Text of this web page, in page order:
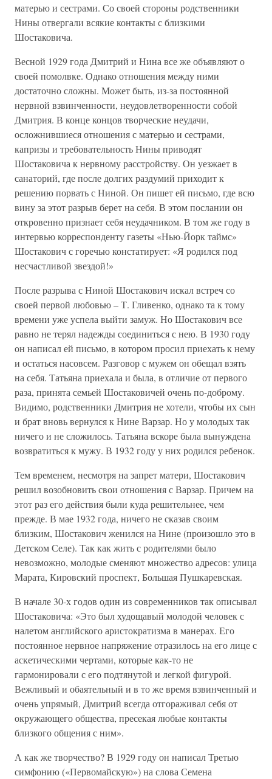
матерью и сестрами. Со своей стороны родственники
Нины отвергали всякие контакты с близкими
Шостаковича.
Весной 1929 года Дмитрий и Нина все же объявляют о
своей помолвке. Однако отношения между ними
достаточно сложны. Может быть, из-за постоянной
нервной взвинченности, неудовлетворенности собой
Дмитрия. В конце концов творческие неудачи,
осложнившиеся отношения с матерью и сестрами,
капризы и требовательность Нины приводят
Шостаковича к нервному расстройству. Он уезжает в
санаторий, где после долгих раздумий приходит к
решению порвать с Ниной. Он пишет ей письмо, где всю
вину за этот разрыв берет на себя. В этом послании он
откровенно признает себя неудачником. В том же году в
интервью корреспонденту газеты «Нью-Йорк таймс»
Шостакович с горечью констатирует: «Я родился под
несчастливой звездой!»
После разрыва с Ниной Шостакович искал встреч со
своей первой любовью – Т. Гливенко, однако та к тому
времени уже успела выйти замуж. Но Шостакович все
равно не терял надежды соединиться с нею. В 1930 году
он написал ей письмо, в котором просил приехать к нему
и остаться насовсем. Разговор с мужем он обещал взять
на себя. Татьяна приехала и была, в отличие от первого
раза, принята семьей Шостаковичей очень по-доброму.
Видимо, родственники Дмитрия не хотели, чтобы их сын
и брат вновь вернулся к Нине Варзар. Но у молодых так
ничего и не сложилось. Татьяна вскоре была вынуждена
возвратиться к мужу. В 1932 году у них родился ребенок.
Тем временем, несмотря на запрет матери, Шостакович
решил возобновить свои отношения с Варзар. Причем на
этот раз его действия были куда решительнее, чем
прежде. В мае 1932 года, ничего не сказав своим
близким, Шостакович женился на Нине (произошло это в
Детском Селе). Так как жить с родителями было
невозможно, молодые сменяют множество адресов: улица
Марата, Кировский проспект, Большая Пушкаревская.
В начале 30-х годов один из современников так описывал
Шостаковича: «Это был худощавый молодой человек с
налетом английского аристократизма в манерах. Его
постоянное нервное напряжение отразилось на его лице с
аскетическими чертами, которые как-то не
гармонировали с его подтянутой и легкой фигурой.
Вежливый и обаятельный и в то же время взвинченный и
очень упрямый, Дмитрий всегда отгораживал себя от
окружающего общества, пресекая любые контакты
близкого общения с ним».
А как же творчество? В 1929 году он написал Третью
симфонию («Первомайскую») на слова Семена